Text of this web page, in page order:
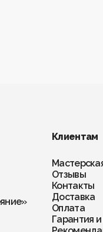
Клиентам
Отзывы
Контакты
Доставка
Оплата
Гарантия и